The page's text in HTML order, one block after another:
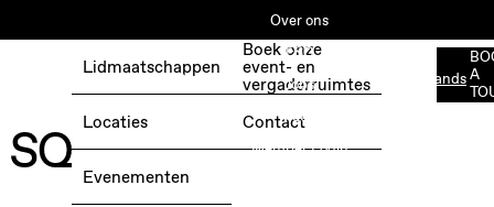
BOEK EEN GRATIS TESTDAG →
Over ons
ESG
Jobs
Media
Member Login
Nederlands
Lidmaatschappen
Locaties
Evenementen
Boek onze
event- en
vergaderruimtes
Contact
A